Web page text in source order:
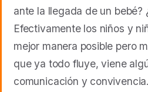
ante la llegada de un bebé?
Efectivamente los niños y
mejor manera posible pero
que ya todo fluye, viene
comunicación y